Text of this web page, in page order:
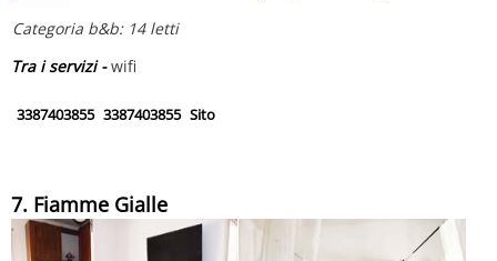
Categoria b&b: 14 letti
Tra i servizi -wifi
3387403855 3387403855 Sito
7. Fiamme Gialle